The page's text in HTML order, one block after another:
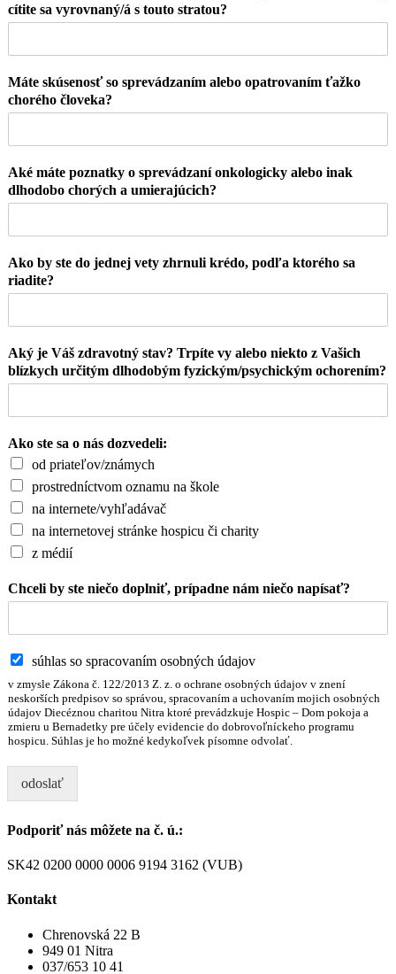
cítite sa vyrovnaný/á s touto stratou?
Máte skúsenosť so sprevádzaním alebo opatrovaním ťažko
chorého človeka?
Aké máte poznatky o sprevádzaní onkologicky alebo inak
dlhodobo chorých a umierajúcich?
Ako by ste do jednej vety zhrnuli krédo, podľa ktorého sa
riadite?
Aký je Váš zdravotný stav? Trpíte vy alebo niekto z Vašich
blízkych určitým dlhodobým fyzickým/psychickým ochorením?
Ako ste sa o nás dozvedeli:
od priateľov/známych
prostredníctvom oznamu na škole
na internete/vyhľadávač
na internetovej stránke hospicu či charity
z médií
Chceli by ste niečo doplniť, prípadne nám niečo napísať?
Z
š
k
r
t
á
a
í
o
í
súhlas so spracovaním osobných údajov
v zmysle Zákona č. 122/2013 Z. z. o ochrane osobných údajov v znení
neskorších predpisov so správou, spracovaním a uchovaním mojich osobných
údajov Diecéznou charitou Nitra ktoré prevádzkuje Hospic – Dom pokoja a
zmieru u Bernadetky pre účely evidencie do dobrovoľníckeho programu
hospicu. Súhlas je ho možné kedykoľvek písomne odvolať.
odoslať
Podporiť nás môžete na č. ú.:
SK42 0200 0000 0006 9194 3162 (VUB)
Kontakt
Chrenovská 22 B
949 01 Nitra
037/653 10 41